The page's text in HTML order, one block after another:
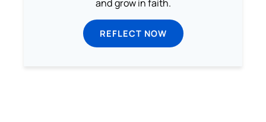
and grow in faith.
REFLECT NOW